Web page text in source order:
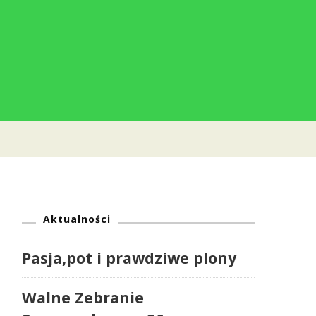
Aktualności
Pasja,pot i prawdziwe plony
Walne Zebranie